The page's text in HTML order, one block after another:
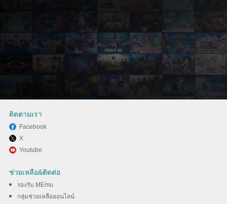
สนุกกับการเล่น Europa
Universalis V บนพีซีด้วย MEmu
ดาวน์โหลด
ติดตามเรา
Facebook
X
Youtube
ช่วยเหลือ&ติดต่อ
รองรับ MEmu
กลุ่มช่วยเหลือออนไลน์